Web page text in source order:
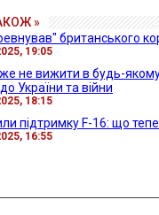
»
британського
19:05
не вижити в будь-
України та війни
18:15
підтримку F-16: що
16:55